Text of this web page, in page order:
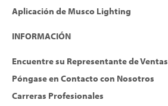
Aplicación de Musco Lighting
INFORMACIÓN
Encuentre su Representante de Ventas
Póngase en Contacto con Nosotros
Carreras Profesionales